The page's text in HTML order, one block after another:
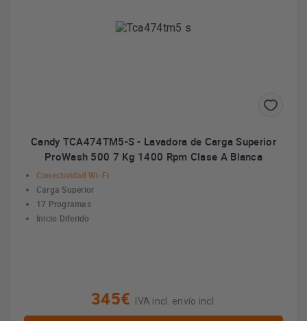
Candy TCA474TM5-S - Lavadora de Carga Superior
ProWash 500 7 Kg 1400 Rpm Clase A Blanca
Conectividad Wi-Fi
Carga Superior
17 Programas
Inicio Diferido
345€ IVA incl. envío incl.